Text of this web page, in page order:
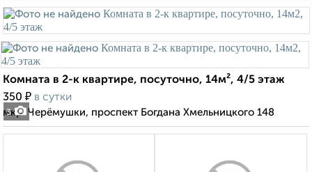
3
Комната в 2-к квартире, посуточно, 14м², 4/5 этаж
350 ₽ в сутки
мкр. Черёмушки, проспект Богдана Хмельницкого 148